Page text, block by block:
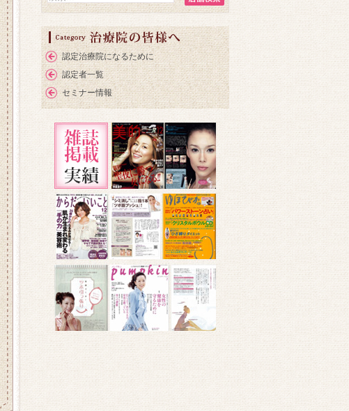
認定治療院になるために
認定者一覧
セミナー情報